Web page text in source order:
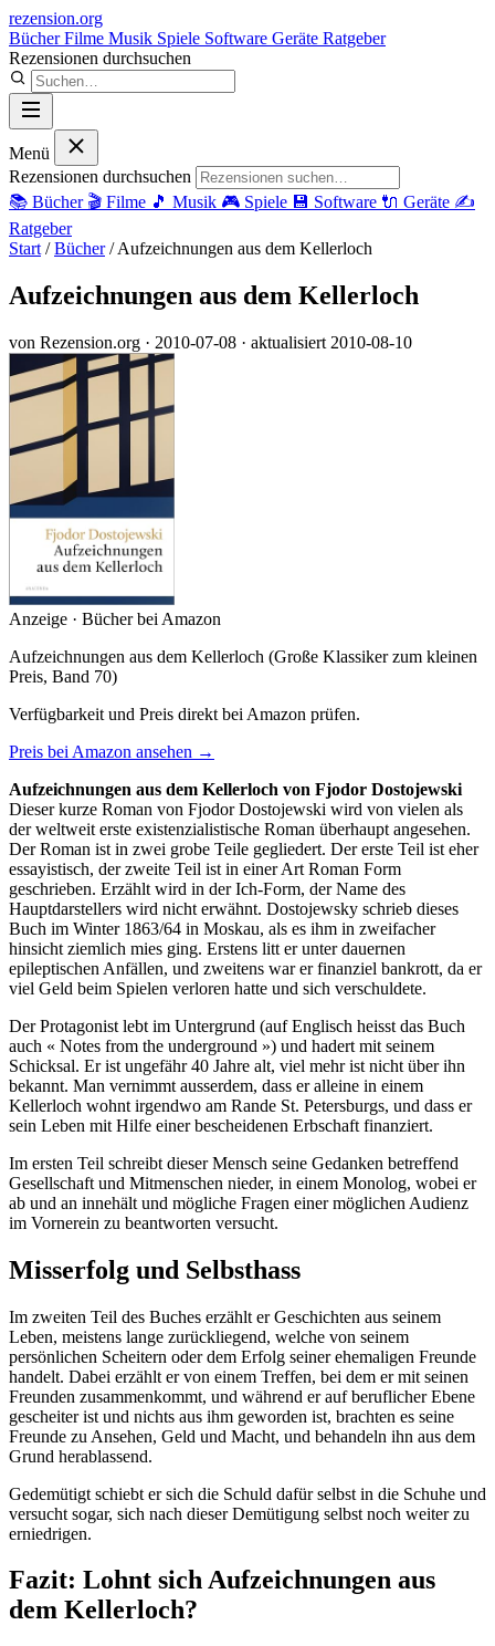
rezension.org
BücherFilme Musik Spiele Software Geräte Ratgeber
Rezensionen durchsuchen
Menü
Rezensionen durchsuchen
📚 Bücher 🎬 Filme 🎵 Musik 🎮 Spiele 💾 Software 🔌 Geräte ✍️
Ratgeber
Start / Bücher / Aufzeichnungen aus dem Kellerloch
Aufzeichnungen aus dem Kellerloch
von Rezension.org · 2010-07-08 · aktualisiert 2010-08-10
Anzeige · Bücher bei Amazon
Aufzeichnungen aus dem Kellerloch (Große Klassiker zum kleinen
Preis, Band 70)
Verfügbarkeit und Preis direkt bei Amazon prüfen.
Preis bei Amazon ansehen →
Aufzeichnungen aus dem Kellerloch von Fjodor Dostojewski
Dieser kurze Roman von Fjodor Dostojewski wird von vielen als
der weltweit erste existenzialistische Roman überhaupt angesehen.
Der Roman ist in zwei grobe Teile gegliedert. Der erste Teil ist eher
essayistisch, der zweite Teil ist in einer Art Roman Form
geschrieben. Erzählt wird in der Ich-Form, der Name des
Hauptdarstellers wird nicht erwähnt. Dostojewsky schrieb dieses
Buch im Winter 1863/64 in Moskau, als es ihm in zweifacher
hinsicht ziemlich mies ging. Erstens litt er unter dauernen
epileptischen Anfällen, und zweitens war er finanziel bankrott, da er
viel Geld beim Spielen verloren hatte und sich verschuldete.
Der Protagonist lebt im Untergrund (auf Englisch heisst das Buch
auch « Notes from the underground ») und hadert mit seinem
Schicksal. Er ist ungefähr 40 Jahre alt, viel mehr ist nicht über ihn
bekannt. Man vernimmt ausserdem, dass er alleine in einem
Kellerloch wohnt irgendwo am Rande St. Petersburgs, und dass er
sein Leben mit Hilfe einer bescheidenen Erbschaft finanziert.
Im ersten Teil schreibt dieser Mensch seine Gedanken betreffend
Gesellschaft und Mitmenschen nieder, in einem Monolog, wobei er
ab und an innehält und mögliche Fragen einer möglichen Audienz
im Vornerein zu beantworten versucht.
Misserfolg und Selbsthass
Im zweiten Teil des Buches erzählt er Geschichten aus seinem
Leben, meistens lange zurückliegend, welche von seinem
persönlichen Scheitern oder dem Erfolg seiner ehemaligen Freunde
handelt. Dabei erzählt er von einem Treffen, bei dem er mit seinen
Freunden zusammenkommt, und während er auf beruflicher Ebene
gescheiter ist und nichts aus ihm geworden ist, brachten es seine
Freunde zu Ansehen, Geld und Macht, und behandeln ihn aus dem
Grund herablassend.
Gedemütigt schiebt er sich die Schuld dafür selbst in die Schuhe und
versucht sogar, sich nach dieser Demütigung selbst noch weiter zu
erniedrigen.
Fazit: Lohnt sich Aufzeichnungen aus
dem Kellerloch?